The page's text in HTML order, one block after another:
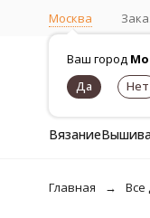
Москва
Ваш город
Вязание
Главная Все